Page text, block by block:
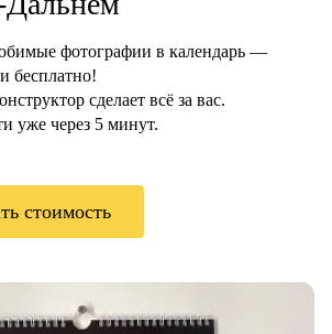
фотографии в календарь —
бесплатно!
сделает всё за вас.
уже через 5 минут.
стоимость